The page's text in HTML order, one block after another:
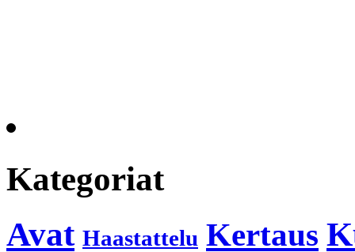
Kategoriat
Avat Haastattelu Kertaus